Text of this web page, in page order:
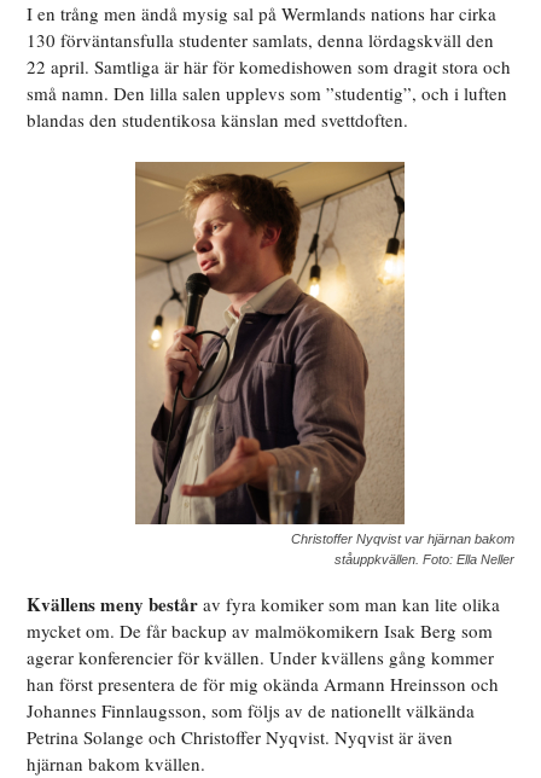
I en trång men ändå mysig sal på Wermlands nations har cirka
130 förväntansfulla studenter samlats, denna lördagskväll den
22 april. Samtliga är här för komedishowen som dragit stora och
små namn. Den lilla salen upplevs som ”studentig”, och i luften
blandas den studentikosa känslan med svettdoften.
Christoffer Nyqvist var hjärnan bakom
ståuppkvällen. Foto: Ella Neller
Kvällens meny består av fyra komiker som man kan lite olika
mycket om. De får backup av malmökomikern Isak Berg som
agerar konferencier för kvällen. Under kvällens gång kommer
han först presentera de för mig okända Armann Hreinsson och
Johannes Finnlaugsson, som följs av de nationellt välkända
Petrina Solange och Christoffer Nyqvist. Nyqvist är även
hjärnan bakom kvällen.